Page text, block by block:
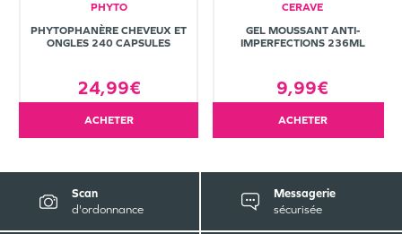
PHYTO
PHYTOPHANÈRE CHEVEUX ET
ONGLES 240 CAPSULES
24,99€
ACHETER
CERAVE
GEL MOUSSANT ANTI-
IMPERFECTIONS 236ML
9,99€
ACHETER
Scan
d'ordonnance
Messagerie
sécurisée